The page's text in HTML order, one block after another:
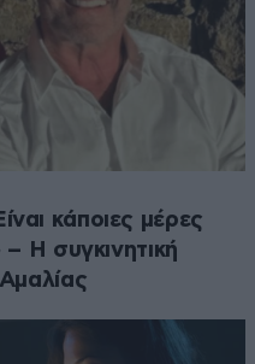
κάποιες μέρες
Η συγκινητική